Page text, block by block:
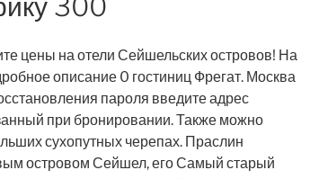
цены на отели Сейшельских островов! На
описание 0 гостиниц Фрегат. Москва
пароля введите адрес
при бронировании. Также можно
сухопутных черепах. Праслин
островом Сейшел, его Самый старый